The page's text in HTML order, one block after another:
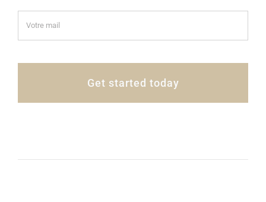
Get started today